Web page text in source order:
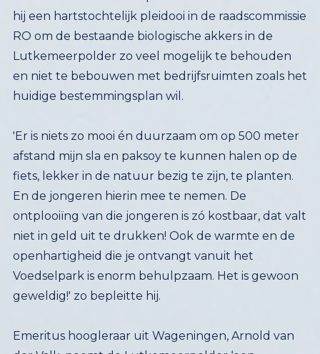
huidige bestemmingsplan wil.
'Er is niets zo mooi én duurzaam om op 500 meter
afstand mijn sla en paksoy te kunnen halen op de
fiets, lekker in de natuur bezig te zijn, te planten.
En de jongeren hierin mee te nemen. De
ontplooiïng van die jongeren is zó kostbaar, dat valt
niet in geld uit te drukken! Ook de warmte en de
openhartigheid die je ontvangt vanuit het
Voedselpark is enorm behulpzaam. Het is gewoon
geweldig!' zo bepleitte hij.
Emeritus hoogleraar uit Wageningen, Arnold van
der Valk, noemt de Lutkemeerpolder ‘een
schoolvoorbeeld van een groengebied dat wordt
opgeofferd aan het grootkapitaal, als gevolg van
grondspeculatie en corruptie.’ Het gaat er dit